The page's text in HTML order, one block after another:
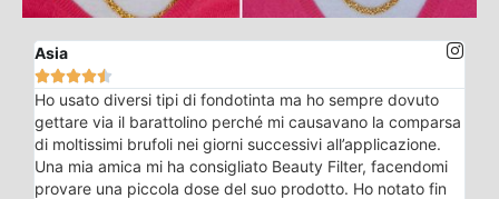
Asia

Ho usato diversi tipi di fondotinta ma ho sempre dovuto
gettare via il barattolino perché mi causavano la comparsa
di moltissimi brufoli nei giorni successivi all’applicazione.
Una mia amica mi ha consigliato Beauty Filter, facendomi
provare una piccola dose del suo prodotto. Ho notato fin